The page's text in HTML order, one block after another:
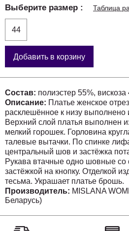
Выберите размер Таблица
44
Добавить в корзину
Состав: полиэстер 55%,
Описание: Платье женское
расклешённое к низу выполнено
Верхний слой платья выполнен
мелкий горошек. Горловина
талевые вытачки. По спинке
центральный шов и застёжка
Рукава втачные одно шовные со
застёжкой на кнопку. Отделкой
тесьма. Украшает платье брошь.
Длина изделия: 113 см.
Производитель: MISLANA
Беларусь)